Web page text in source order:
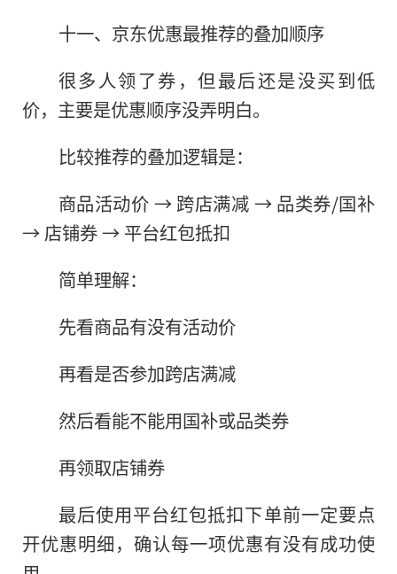
十一、京东优惠最推荐的叠加顺序
很多人领了券，但最后还是没买到低
价，主要是优惠顺序没弄明白。
比较推荐的叠加逻辑是：
商品活动价 → 跨店满减 → 品类券/国补
→ 店铺券 → 平台红包抵扣
简单理解：
先看商品有没有活动价
再看是否参加跨店满减
然后看能不能用国补或品类券
再领取店铺券
最后使用平台红包抵扣下单前一定要点
开优惠明细，确认每一项优惠有没有成功使